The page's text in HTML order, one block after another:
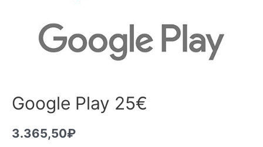
Google Play 25€
3.365,50₽